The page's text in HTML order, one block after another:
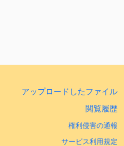
アップロードしたファイル
閲覧履歴
権利侵害の通報
サービス利用規定